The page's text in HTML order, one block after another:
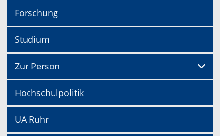
Forschung
Studium
Zur Person
Hochschulpolitik
UA Ruhr